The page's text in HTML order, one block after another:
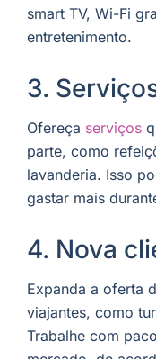
smart TV, Wi-Fi
entretenimento.
3.
Ofereça serviços
parte, como
lavanderia. Isso
gastar mais
4. Nova
Expanda a oferta
viajantes, como
Trabalhe com